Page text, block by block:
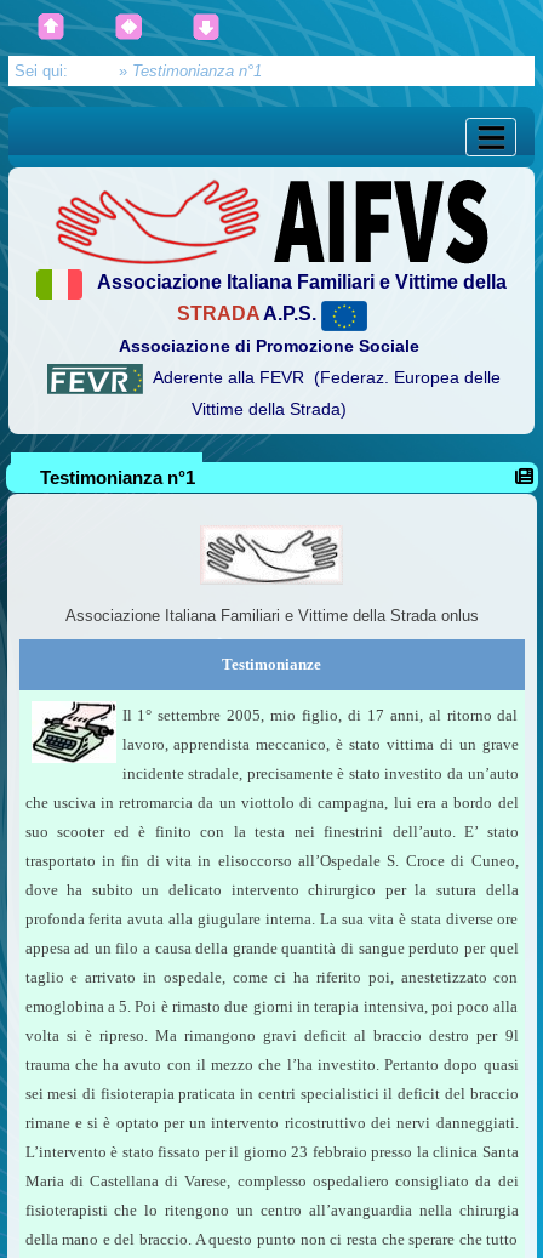
Sei qui: » Testimonianza n°1
Associazione Italiana Familiari e Vittime della
STRADAA.P.S.
Associazione di Promozione Sociale
Aderente alla FEVR (Federaz. Europea delle
Vittime della Strada)
Testimonianza n°1
Associazione Italiana Familiari e Vittime della Strada onlus
Testimonianze
Il 1° settembre 2005, mio figlio, di 17 anni, al ritorno dal
lavoro, apprendista meccanico, è stato vittima di un grave
incidente stradale, precisamente è stato investito da un’auto
che usciva in retromarcia da un viottolo di campagna, lui era a bordo del
suo scooter ed è finito con la testa nei finestrini dell’auto. E’ stato
trasportato in fin di vita in elisoccorso all’Ospedale S. Croce di Cuneo,
dove ha subito un delicato intervento chirurgico per la sutura della
profonda ferita avuta alla giugulare interna. La sua vita è stata diverse ore
appesa ad un filo a causa della grande quantità di sangue perduto per quel
taglio e arrivato in ospedale, come ci ha riferito poi, anestetizzato con
emoglobina a 5. Poi è rimasto due giorni in terapia intensiva, poi poco alla
volta si è ripreso. Ma rimangono gravi deficit al braccio destro per 9l
trauma che ha avuto con il mezzo che l’ha investito. Pertanto dopo quasi
sei mesi di fisioterapia praticata in centri specialistici il deficit del braccio
rimane e si è optato per un intervento ricostruttivo dei nervi danneggiati.
L’intervento è stato fissato per il giorno 23 febbraio presso la clinica Santa
Maria di Castellana di Varese, complesso ospedaliero consigliato da dei
fisioterapisti che lo ritengono un centro all’avanguardia nella chirurgia
della mano e del braccio. A questo punto non ci resta che sperare che tutto